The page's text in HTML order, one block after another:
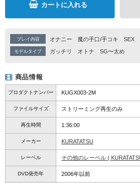
カートに入れる
プレイ内容 オナニー 魔の手口/手コキ SEX
モデルタイプ ガッチリ オトナ SG〜太め
商品情報
プロダクトナンバー KUGX003-2M
ファイルサイズ ストリーミング再生のみ
再生時間 1:36:00
メーカー KURATATSU
レーベル その他のレーベル (
DVD発売年 2006年以前